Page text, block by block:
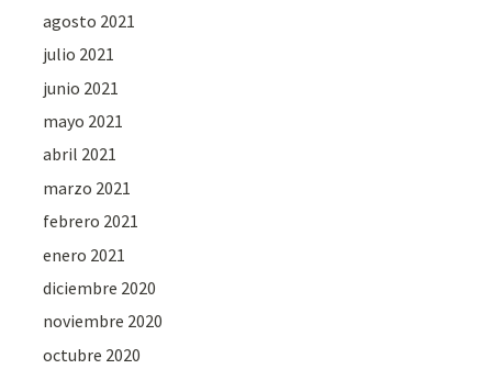
agosto 2021
julio 2021
junio 2021
mayo 2021
abril 2021
marzo 2021
febrero 2021
enero 2021
diciembre 2020
noviembre 2020
octubre 2020